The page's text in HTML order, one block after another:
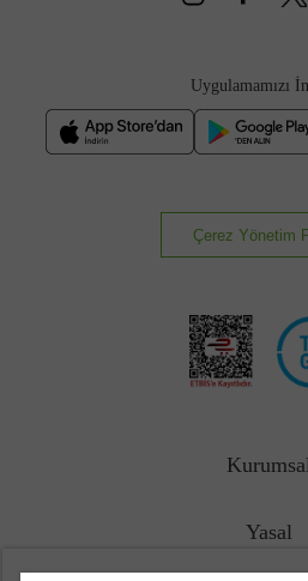
Uygulamamızı
Çerez Yönetim
Kurumsal
Yasal